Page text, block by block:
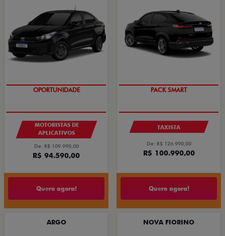
OPORTUNIDADE
MOTORISTAS DE
APLICATIVOS
De: R$ 109.990,00
R$ 94.590,00
Quero agora!
PACK SMART
TAXISTA
De: R$ 126.990,00
R$ 100.990,00
Quero agora!
ARGO NOVA FIORINO